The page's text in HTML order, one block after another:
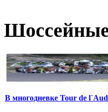
В многодневке Tour de